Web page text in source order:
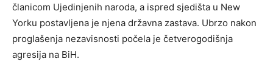
članicom Ujedinjenih naroda, a ispred sjedišta u New
Yorku postavljena je njena državna zastava. Ubrzo nakon
proglašenja nezavisnosti počela je četverogodišnja
agresija na BiH.